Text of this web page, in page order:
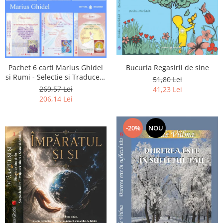
Pachet 6 carti Marius Ghidel
si Rumi - Selectie si Traducere
de Marius Ghidel
269,57 Lei
206,14 Lei
Bucuria Regasirii de sine
51,80 Lei
41,23 Lei
-20% NOU